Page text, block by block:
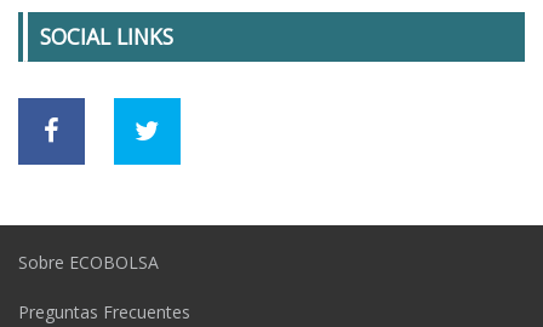
SOCIAL LINKS
Sobre ECOBOLSA
Preguntas Frecuentes